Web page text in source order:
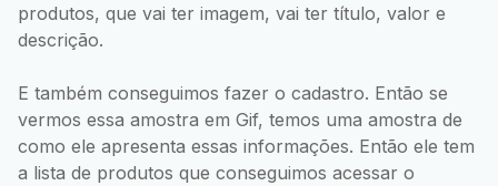
produtos, que vai ter imagem, vai ter título, valor e
descrição.
E também conseguimos fazer o cadastro. Então se
vermos essa amostra em Gif, temos uma amostra de
como ele apresenta essas informações. Então ele tem
a lista de produtos que conseguimos acessar o